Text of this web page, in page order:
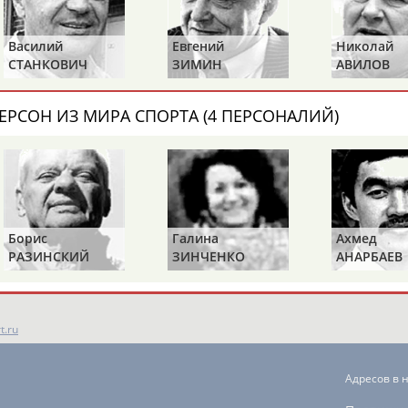
России по
Юрий Чемодуров
м (14,00). Финал в
24 спортсмена вошли в
...Мужчины. Алексей Соболев,
Женщины. Анастасия Жукова
(Проект: Информационное
Трое россиян выступят на
...ырина тренировались
Матвеев,Юрий Чемодуров,
(Проект: Информационное
07.11.2013
Адресов в
Василий
СТАНКОВИЧ
Евгений
ЗИМИН
Николай
АВИЛОВ
ИЗ МИРА СПОРТА (4 ПЕРСОНАЛИЙ)
Борис
РАЗИНСКИЙ
Галина
ЗИНЧЕНКО
Ахмед
АНАРБАЕВ